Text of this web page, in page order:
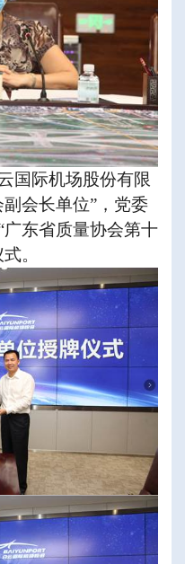
国际机场股份有限
会长单位”，党委
东省质量协会第十
。